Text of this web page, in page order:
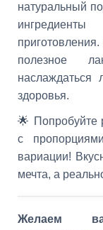
натуральный
полезное
здоровья.
🌟 Попробуйте
с
вариации!
мечта, а
Желаем